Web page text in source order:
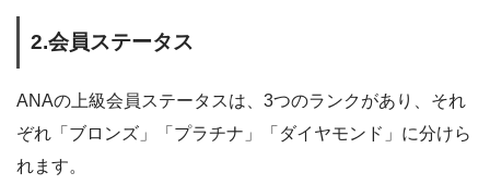
2.会員ステータス
ANAの上級会員ステータスは、3つのランクがあり、それ
ぞれ「ブロンズ」「プラチナ」「ダイヤモンド」に分けら
れます。